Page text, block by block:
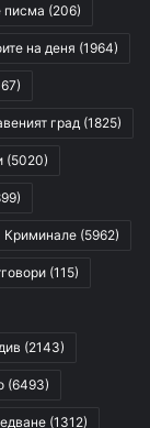
писма (206)
на деня (1964)
град (1825)
(5020)
Криминале (5962)
(115)
(2143)
(6493)
(1312)